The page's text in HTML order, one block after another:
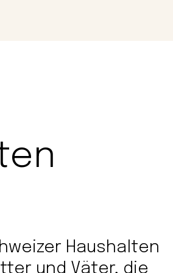
Haushalten
und Väter, die